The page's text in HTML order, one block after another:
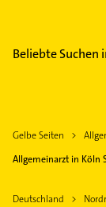
Beliebte Suchen
Gelbe Seiten
Allgemeinarzt in Köln
Deutschland